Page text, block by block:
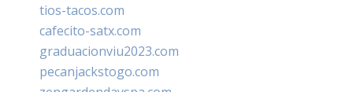
tios-tacos.com
cafecito-satx.com
graduacionviu2023.com
pecanjackstogo.com